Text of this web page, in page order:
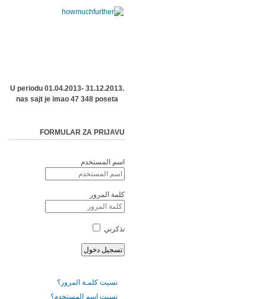
U periodu 01.04.2013- 31.12.2013.
nas sajt je imao 47 348 poseta
FORMULAR ZA PRIJAVU
اسم المستخدم
كلمة المرور
تذكرني
نسيت كلمـة المرور؟
نسيت اسم المستخدم؟